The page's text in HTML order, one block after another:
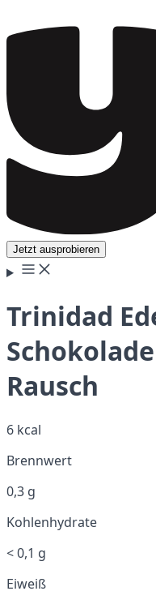
Jetzt ausprobieren
Trinidad
Rausch
6 kcal
Brennwert
0,3 g
Kohlenhydrate
< 0,1 g
Eiweiß